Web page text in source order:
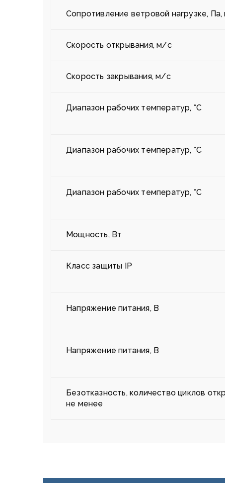
Сопротивление ветровой нагрузке,
Скорость открывания, м/с
Скорость закрывания, м/с
Диапазон рабочих температур, °С
Диапазон рабочих температур, °С
Диапазон рабочих температур, °С
Мощность, Вт
Класс защиты IP
Напряжение питания, В
Напряжение питания, В
Безотказность, количество циклов
не менее